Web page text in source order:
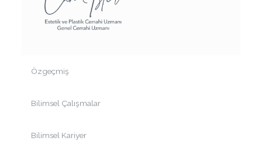
Özgeçmiş
Bilimsel Çalışmalar
Bilimsel Kariyer